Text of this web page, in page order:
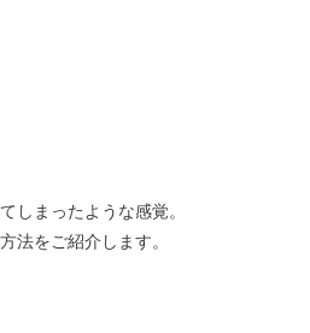
しまったような感覚。
法をご紹介します。